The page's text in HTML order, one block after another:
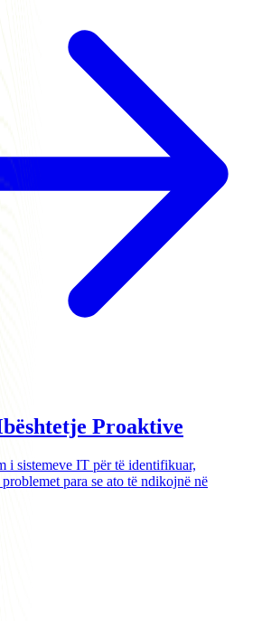
Proaktive
i sistemeve IT për të identifikuar,
para se ato të ndikojnë në